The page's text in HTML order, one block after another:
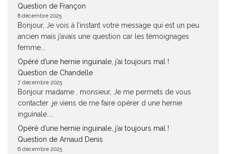
Question de Françon
8 décembre 2025
Bonjour, Je vois à l’instant votre message qui est un peu
ancien mais j’avais une question car les témoignages
femme...
Opéré d’une hernie inguinale, j’ai toujours mal !
Question de Chandelle
7 décembre 2025
Bonjour madame , monsieur, Je me permets de vous
contacter ,je viens de me faire opérer d une hernie
inguinale....
Opéré d’une hernie inguinale, j’ai toujours mal !
Question de Arnaud Denis
6 décembre 2025